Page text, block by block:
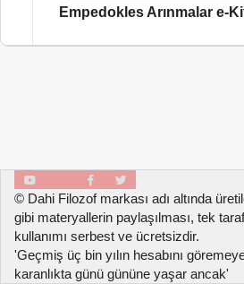
Empedokles Arınmalar e-
© Dahi Filozof markası adı altında
gibi materyallerin paylaşılması, tek
kullanımı serbest ve ücretsizdir.
'Geçmiş üç bin yılın hesabını
karanlıkta günü gününe yaşar ancak'